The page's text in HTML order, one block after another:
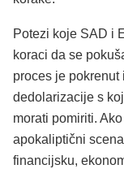
Potezi koje SAD i
koraci da se
proces je
dedolarizacije s
morati pomiriti.
apokaliptični
financijsku,